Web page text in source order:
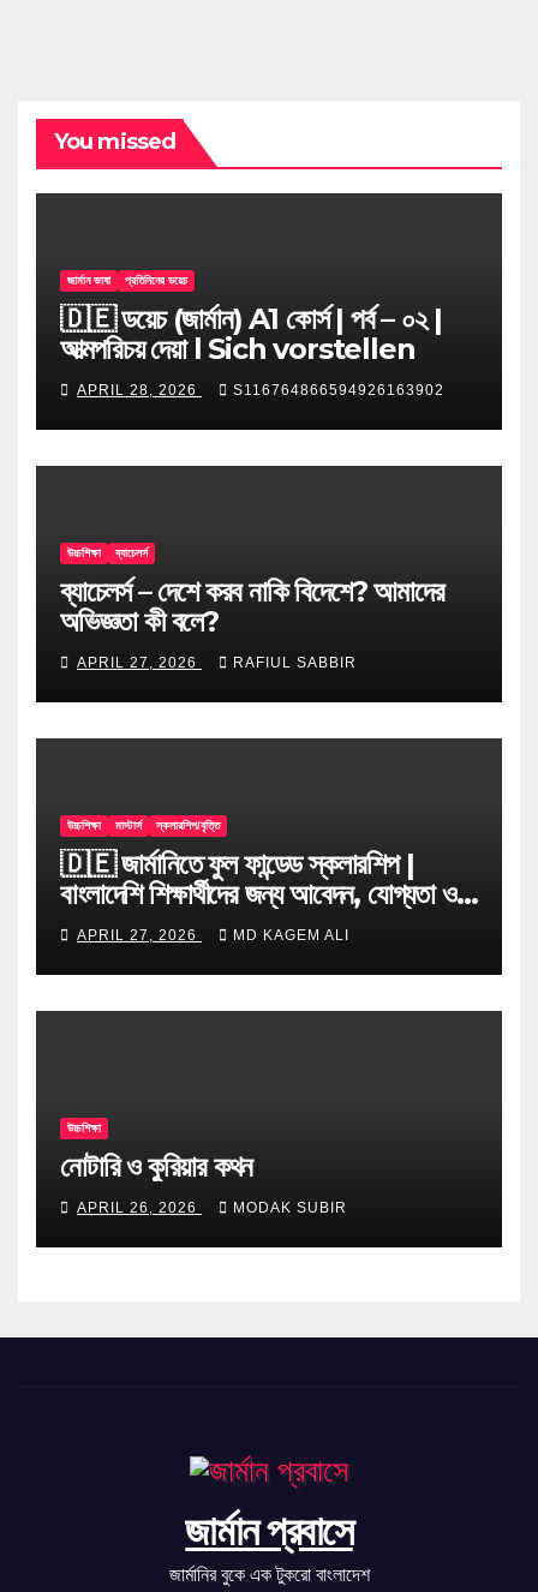
You missed
জার্মান ভাষা প্রতিদিনের ডয়েচ
🇩🇪 ডয়েচ (জার্মান) A1 কোর্স | পর্ব – ০২ |
আত্মপরিচয় দেয়া l Sich vorstellen
APRIL 28, 2026 S116764866594926163902
উচ্চশিক্ষা ব্যাচেলর্স
ব্যাচেলর্স – দেশে করব নাকি বিদেশে? আমাদের
অভিজ্ঞতা কী বলে?
APRIL 27, 2026 RAFIUL SABBIR
উচ্চশিক্ষা মাস্টার্স স্কলারশিপ/বৃত্তি
🇩🇪 জার্মানিতে ফুল ফান্ডেড স্কলারশিপ |
বাংলাদেশি শিক্ষার্থীদের জন্য আবেদন, যোগ্যতা ও
টিপস
APRIL 27, 2026 MD KAGEM ALI
উচ্চশিক্ষা
নোটারি ও কুরিয়ার কথন
APRIL 26, 2026 MODAK SUBIR
জার্মান প্রবাসে
জার্মানির বুকে এক টুকরো বাংলাদেশ